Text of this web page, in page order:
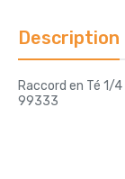
Description
Raccord en Té 1/
99333